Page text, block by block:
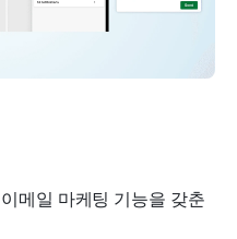
메일 마케팅 기능을 갖춘